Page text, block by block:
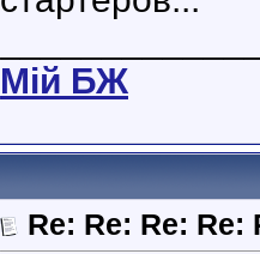
Мiй БЖ
Re: Re: Re: Re: